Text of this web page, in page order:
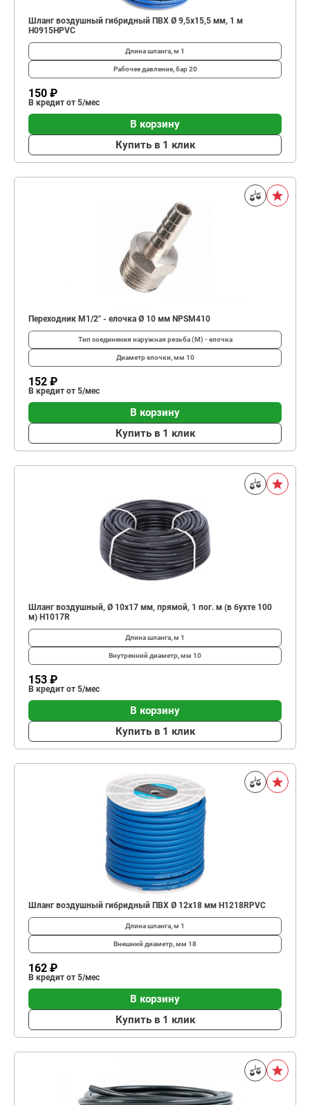
Шланг воздушный гибридный ПВХ Ø 9,5х15,5 мм, 1 м
H0915HPVC
Длина шланга, м 1
Рабочее давление, бар20
150 ₽
В кредит от 5/мес
В корзину
Купить в 1 клик
Переходник M1/2" - елочка Ø 10 мм NPSM410
Тип соединения наружная резьба (М) - елочка
Диаметр елочки, мм 10
152 ₽
В кредит от 5/мес
В корзину
Купить в 1 клик
Шланг воздушный, Ø 10х17 мм, прямой, 1 пог. м (в бухте 100
м) H1017R
Длина шланга, м 1
Внутренний диаметр, мм 10
153 ₽
В кредит от 5/мес
В корзину
Купить в 1 клик
Шланг воздушный гибридный ПВХ Ø 12х18 мм H1218RPVC
Длина шланга, м 1
Внешний диаметр, мм 18
162 ₽
В кредит от 5/мес
В корзину
Купить в 1 клик